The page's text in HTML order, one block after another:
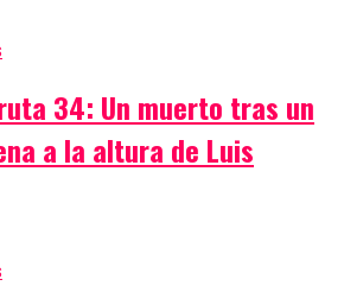
34: Un muerto tras un
a la altura de Luis